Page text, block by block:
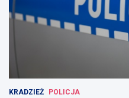
KRADZIEŻ POLICJA